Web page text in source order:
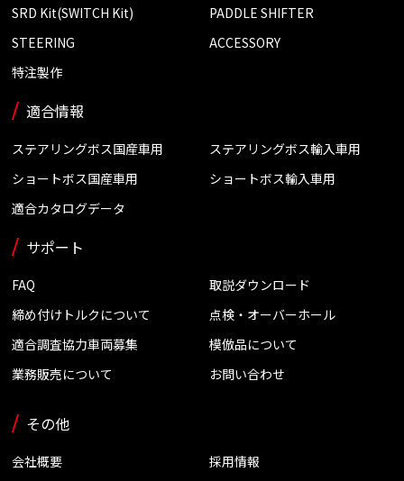
SRD Kit(SWITCH Kit)
PADDLE SHIFTER
STEERING
ACCESSORY
特注製作
適合情報
ステアリングボス国産車用
ステアリングボス輸入車用
ショートボス国産車用
ショートボス輸入車用
適合カタログデータ
サポート
FAQ
取説ダウンロード
締め付けトルクについて
点検・オーバーホール
適合調査協力車両募集
模倣品について
業務販売について
お問い合わせ
その他
会社概要
採用情報